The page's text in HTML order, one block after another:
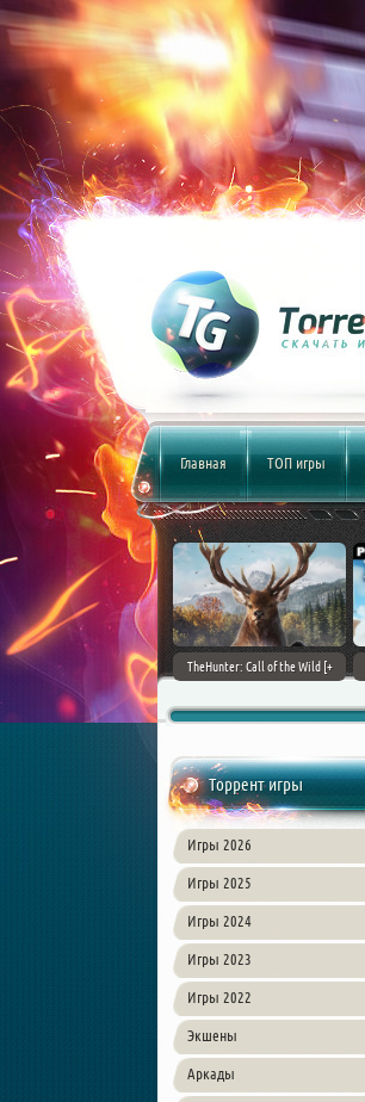
Главная ТОП игры
World [v 1.11.4 + DLCs] (2017)
PC | Лицензия
TheHunter: Call of the Wild [+
Торрент игры
Игры 2026
Игры 2025
Игры 2024
Игры 2023
Игры 2022
Экшены
Аркады